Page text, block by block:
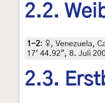
2.2.
1-2: ♀, Venezuela,
17' 44.92", 8. Juli
2.3.